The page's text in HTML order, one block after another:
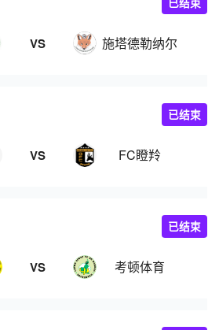
VS 施塔德勒纳尔
VS FC瞪羚
已结束
VS 考顿体育
已结束